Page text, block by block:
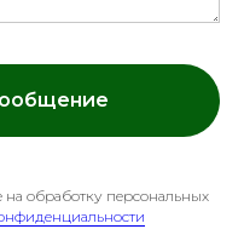
на обработку персональных